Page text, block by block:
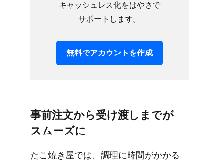
キャッシュレス化を​はやさで​
サポートします。
無料で​アカウントを​作成
事前注文から​受け渡しまでが​
スムーズに
た​こ焼き屋では、​調理に​時間が​かかる​